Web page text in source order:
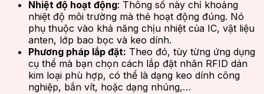
Nhiệt độ hoạt động: Thông số này chỉ khoảng
nhiệt độ môi trường mà thẻ hoạt động đúng. Nó
phụ thuộc vào khả năng chịu nhiệt của IC, vật liệu
anten, lớp bao bọc và keo dính.
Phương pháp lắp đặt: Theo đó, tùy từng ứng dụng
cụ thể mà bạn chọn cách lắp đặt nhãn RFID dán
kim loại phù hợp, có thể là dạng keo dính công
nghiệp, bắn vít, hoặc dạng nhúng,…